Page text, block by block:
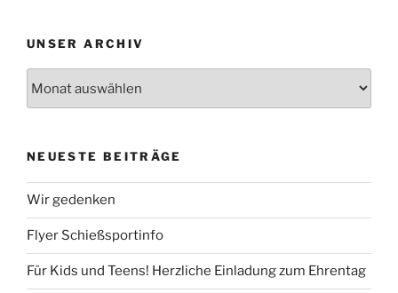
UNSER ARCHIV
NEUESTE BEITRÄGE
Wir gedenken
Flyer Schießsportinfo
Für Kids und Teens! Herzliche Einladung zum Ehrentag